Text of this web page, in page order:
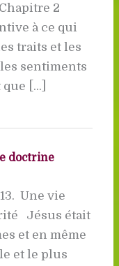
2
à ce qui
traits et les
sentiments
[...]
doctrine
Une vie
Jésus était
et en même
et le plus